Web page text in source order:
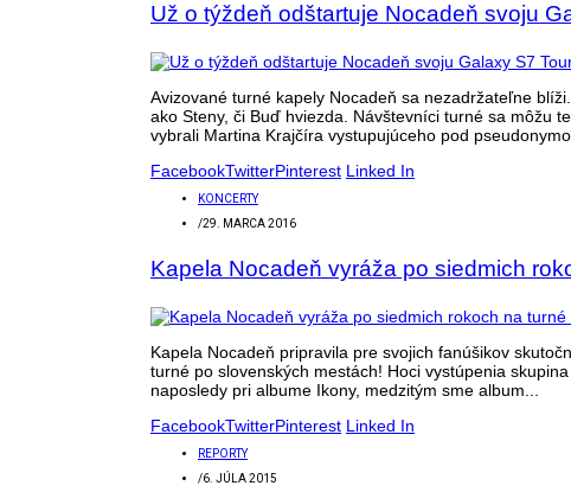
Už o týždeň odštartuje Nocadeň svoju
Avizované turné kapely Nocadeň sa nezadržateľne
ako Steny, či Buď hviezda. Návštevníci turné sa môžu
vybrali Martina Krajčíra vystupujúceho pod
FacebookTwitterPinterest Linked In
KONCERTY
/29. MARCA 2016
Kapela Nocadeň vyráža po siedmich
Kapela Nocadeň pripravila pre svojich fanúšikov
turné po slovenských mestách! Hoci vystúpenia
naposledy pri albume Ikony, medzitým sme album...
FacebookTwitterPinterest Linked In
REPORTY
/6. JÚLA 2015